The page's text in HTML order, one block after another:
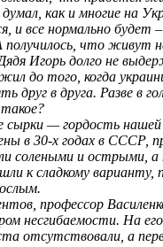
как и многие на
и все нормально будет
получилось, что живут
Игорь долго не
до того, когда
друг в друга. Разве в
сырки — гордость
в 30-х годах в СССР,
солеными и острыми, а
к сладкому варианту,
профессор
несгибаемости. На его
отсутствовали, а